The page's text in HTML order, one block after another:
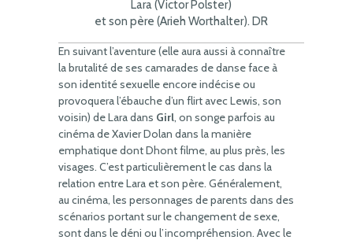
Lara (Victor Polster)
et son père (Arieh Worthalter). DR
En suivant l’aventure (elle aura aussi à connaître
la brutalité de ses camarades de danse face à
son identité sexuelle encore indécise ou
provoquera l’ébauche d’un flirt avec Lewis, son
voisin) de Lara dans Girl, on songe parfois au
cinéma de Xavier Dolan dans la manière
emphatique dont Dhont filme, au plus près, les
visages. C’est particulièrement le cas dans la
relation entre Lara et son père. Généralement,
au cinéma, les personnages de parents dans des
scénarios portant sur le changement de sexe,
sont dans le déni ou l’incompréhension. Avec le